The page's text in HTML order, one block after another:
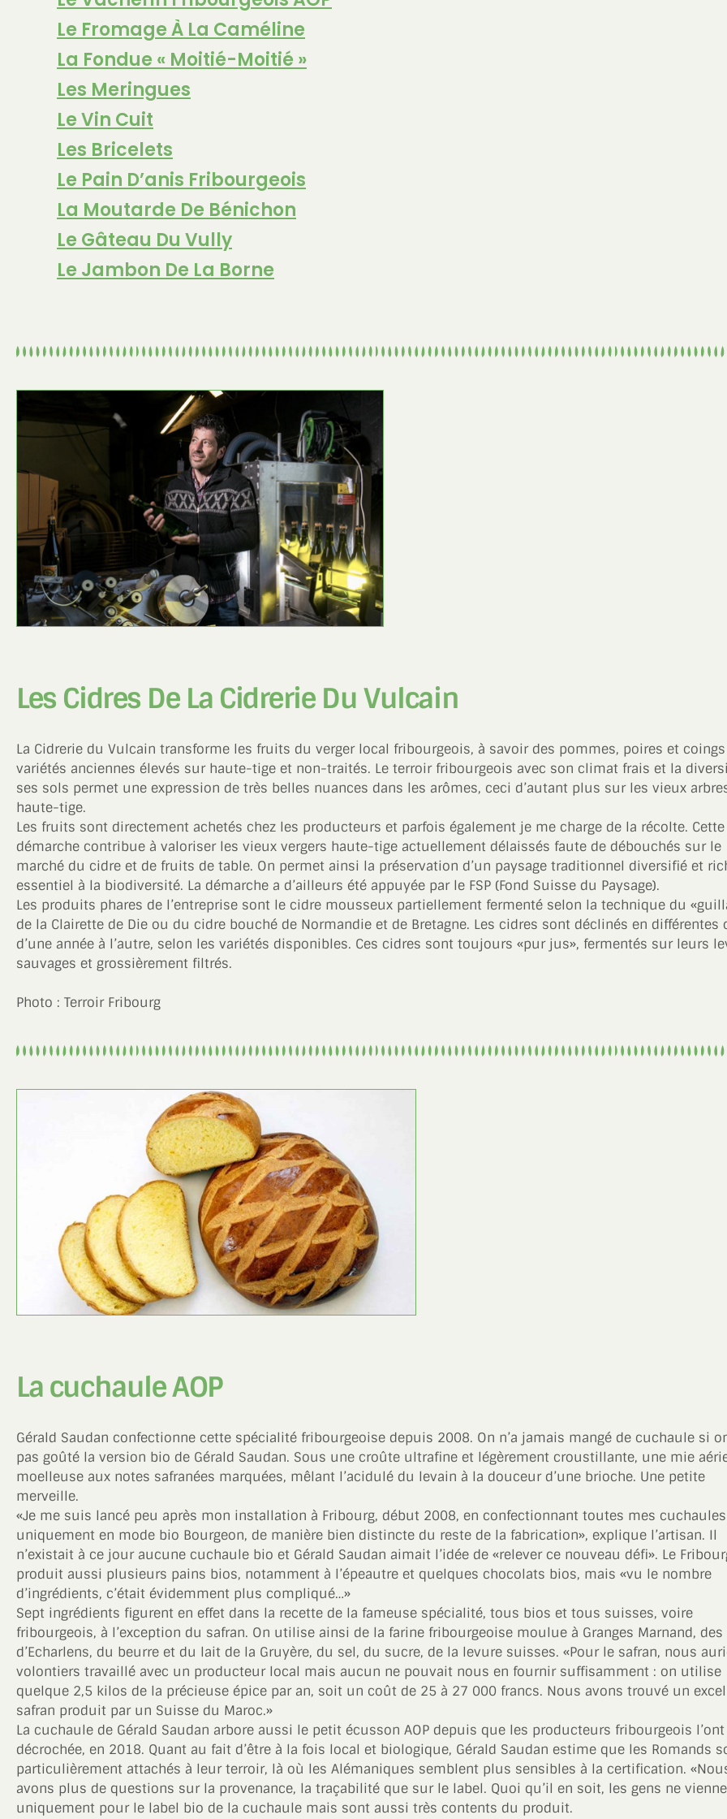
powered by
Le Fromage À La Caméline
La Fondue « Moitié-Moitié »
Les Meringues
Le Vin Cuit
Les Bricelets
Le Pain D’anis Fribourgeois
La Moutarde De Bénichon
Le Gâteau Du Vully
Le Jambon De La Borne
Les Cidres De La Cidrerie Du Vulcain​
La Cidrerie du Vulcain transforme les fruits du verger local fribourgeois, à savoir des pommes, poires et
variétés anciennes élevés sur haute-tige et non-traités. Le terroir fribourgeois avec son climat frais et la
ses sols permet une expression de très belles nuances dans les arômes, ceci d’autant plus sur les vieux
haute-tige.
Les fruits sont directement achetés chez les producteurs et parfois également je me charge de la récolte. Cette
démarche contribue à valoriser les vieux vergers haute-tige actuellement délaissés faute de débouchés sur le
marché du cidre et de fruits de table. On permet ainsi la préservation d’un paysage traditionnel diversifié et
essentiel à la biodiversité. La démarche a d’ailleurs été appuyée par le FSP (Fond Suisse du Paysage).
Les produits phares de l’entreprise sont le cidre mousseux partiellement fermenté selon la technique du
de la Clairette de Die ou du cidre bouché de Normandie et de Bretagne. Les cidres sont déclinés en différentes
d’une année à l’autre, selon les variétés disponibles. Ces cidres sont toujours «pur jus», fermentés sur leurs
sauvages et grossièrement filtrés.
Photo : Terroir Fribourg
La cuchaule AOP
Gérald Saudan confectionne cette spécialité fribourgeoise depuis 2008. On n’a jamais mangé de cuchaule si
pas goûté la version bio de Gérald Saudan. Sous une croûte ultrafine et légèrement croustillante, une mie
moelleuse aux notes safranées marquées, mêlant l’acidulé du levain à la douceur d’une brioche. Une petite
merveille.
«Je me suis lancé peu après mon installation à Fribourg, début 2008, en confectionnant toutes mes cuchaules
uniquement en mode bio Bourgeon, de manière bien distincte du reste de la fabrication», explique l’artisan. Il
n’existait à ce jour aucune cuchaule bio et Gérald Saudan aimait l’idée de «relever ce nouveau défi». Le
produit aussi plusieurs pains bios, notamment à l’épeautre et quelques chocolats bios, mais «vu le nombre
d’ingrédients, c’était évidemment plus compliqué…»
Sept ingrédients figurent en effet dans la recette de la fameuse spécialité, tous bios et tous suisses, voire
fribourgeois, à l’exception du safran. On utilise ainsi de la farine fribourgeoise moulue à Granges Marnand,
d’Echarlens, du beurre et du lait de la Gruyère, du sel, du sucre, de la levure suisses. «Pour le safran, nous
volontiers travaillé avec un producteur local mais aucun ne pouvait nous en fournir suffisamment : on utilise
quelque 2,5 kilos de la précieuse épice par an, soit un coût de 25 à 27 000 francs. Nous avons trouvé un
safran produit par un Suisse du Maroc.»
La cuchaule de Gérald Saudan arbore aussi le petit écusson AOP depuis que les producteurs fribourgeois l’ont
décrochée, en 2018. Quant au fait d’être à la fois local et biologique, Gérald Saudan estime que les Romands
particulièrement attachés à leur terroir, là où les Alémaniques semblent plus sensibles à la certification.
avons plus de questions sur la provenance, la traçabilité que sur le label. Quoi qu’il en soit, les gens ne
uniquement pour le label bio de la cuchaule mais sont aussi très contents du produit.